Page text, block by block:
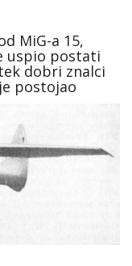
MiG-a 15,
uspio postati
dobri znalci
postojao